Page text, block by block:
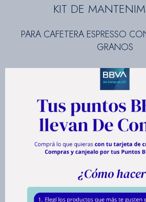
KIT DE
PARA CAFETERA ESPRESSO
GRANOS
Para prolongar la vida útil de su cafetera
El kit de mantenimiento
2 bolsitas de desincrustante con
eliminar los depósitos de cal o
10 pastillas limpiadoras y
y los depósitos de grasa del café.Le